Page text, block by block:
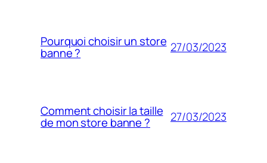
Pourquoi choisir un store
banne ? 27/03/2023
Comment choisir la taille
de mon store banne ? 27/03/2023